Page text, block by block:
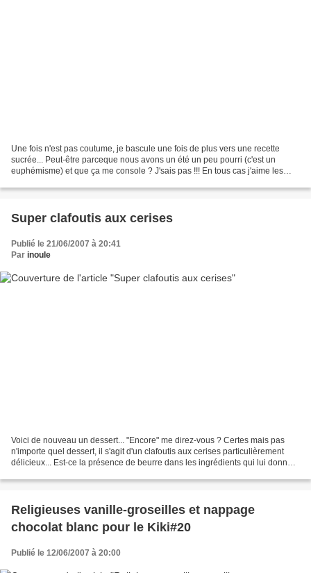
Une fois n'est pas coutume, je bascule une fois de plus vers une recette
sucrée... Peut-être parceque nous avons un été un peu pourri (c'est un
euphémisme) et que ça me console ? J'sais pas !!! En tous cas j'aime les
Super clafoutis aux cerises
Publié le 21/06/2007 à 20:41
Par inoule
Voici de nouveau un dessert... "Encore" me direz-vous ? Certes mais pas
n'importe quel dessert, il s'agit d'un clafoutis aux cerises particulièrement
délicieux... Est-ce la présence de beurre dans les ingrédients qui lui donne
Religieuses vanille-groseilles et nappage
chocolat blanc pour le Kiki#20
Publié le 12/06/2007 à 20:00